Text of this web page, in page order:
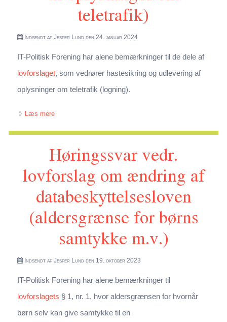
teletrafik)
Indsendt af Jesper Lundden 24. januar 2024
IT-Politisk Forening har alene bemærkninger til de dele af
lovforslaget, som vedrører hastesikring og udlevering af
oplysninger om teletrafik (logning).
Læs mereom Høringssvar vedr. lovforslag om ændring af
retsplejeloven (Ændring af reglerne om hastesikring og
Høringssvar vedr.
lovforslag om ændring af
databeskyttelsesloven
(aldersgrænse for børns
samtykke m.v.)
Indsendt af Jesper Lundden 19. oktober 2023
IT-Politisk Forening har alene bemærkninger til
lovforslagets § 1, nr. 1, hvor aldersgrænsen for hvornår
børn selv kan give samtykke til en